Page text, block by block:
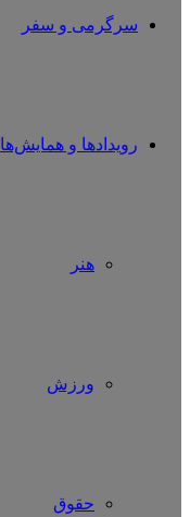
سرگرمی و سفر
رویدادها و همایش‌ها
هنر
ورزش
حقوق